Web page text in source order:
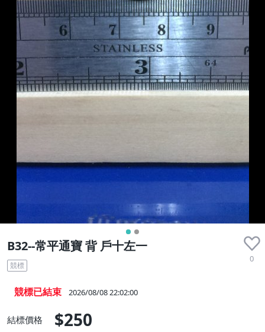
B32--常平通寶 背 戶十左一
0
競標
競標已結束 2026/08/08 22:02:00
結標價格 $250